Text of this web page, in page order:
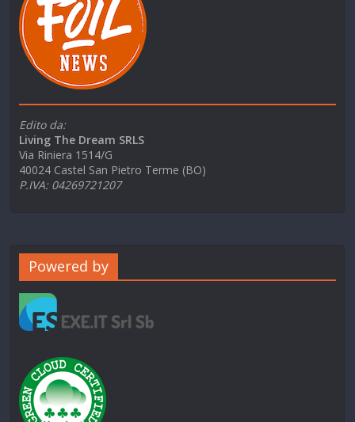
Edito da:
Living The Dream SRLS
Via Riniera 1514/G
40024 Castel San Pietro Terme (BO)
P.IVA: 04269721207
Powered by